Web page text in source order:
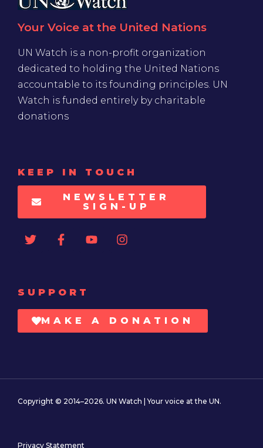
Your Voice at the United Nations
UN Watch is a non-profit organization
dedicated to holding the United Nations
accountable to its founding principles. UN
Watch is funded entirely by charitable
donations
KEEP IN TOUCH
NEWSLETTER
SIGN-UP
SUPPORT
MAKE A DONATION
Copyright © 2014–2026. UN Watch | Your voice at the UN.
Privacy Statement